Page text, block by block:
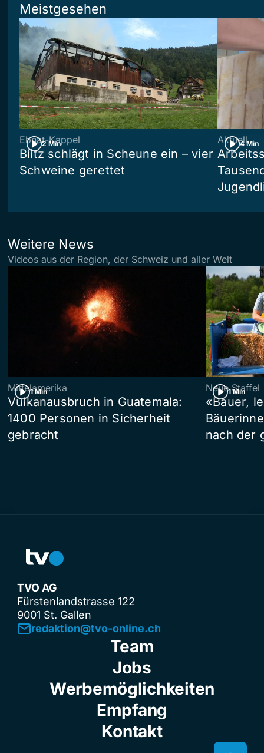
Meistgesehen
2 Min
Ebnat-Kappel
Blitz schlägt in Scheune ein – vier
Schweine gerettet
4 Min
Aktuell
Weitere News
Videos aus der Region, der Schweiz und aller Welt
1 Min
Mittelamerika
Vulkanausbruch in Guatemala:
1400 Personen in Sicherheit
gebracht
1 Min
Neue Staffel
«Bauer,
nach der
TVO AG
Fürstenlandstrasse 122
9001 St. Gallen
redaktion@tvo-online.ch
Team
Jobs
Werbemöglichkeiten
Empfang
Kontakt